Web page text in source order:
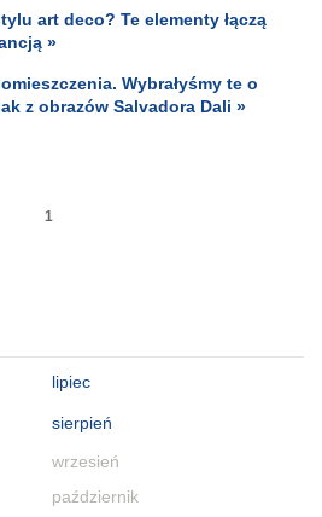
lipiec
sierpień
wrzesień
październik
art deco? Te elementy łączą
»
Wybrałyśmy te o
z obrazów Salvadora Dali »
1